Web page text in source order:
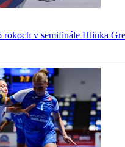
rokoch v semifinále Hlinka